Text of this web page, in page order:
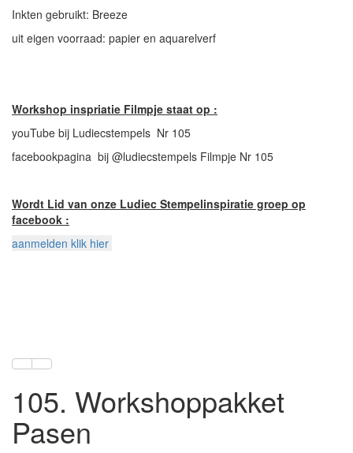
Inkten gebruikt: Breeze
uit eigen voorraad: papier en aquarelverf
Workshop inspriatie Filmpje staat op :
youTube bij Ludiecstempels Nr 105
facebookpagina bij @ludiecstempels Filmpje Nr 105
Wordt Lid van onze Ludiec Stempelinspiratie groep op
facebook :
aanmelden klik hier
105. Workshoppakket
Pasen